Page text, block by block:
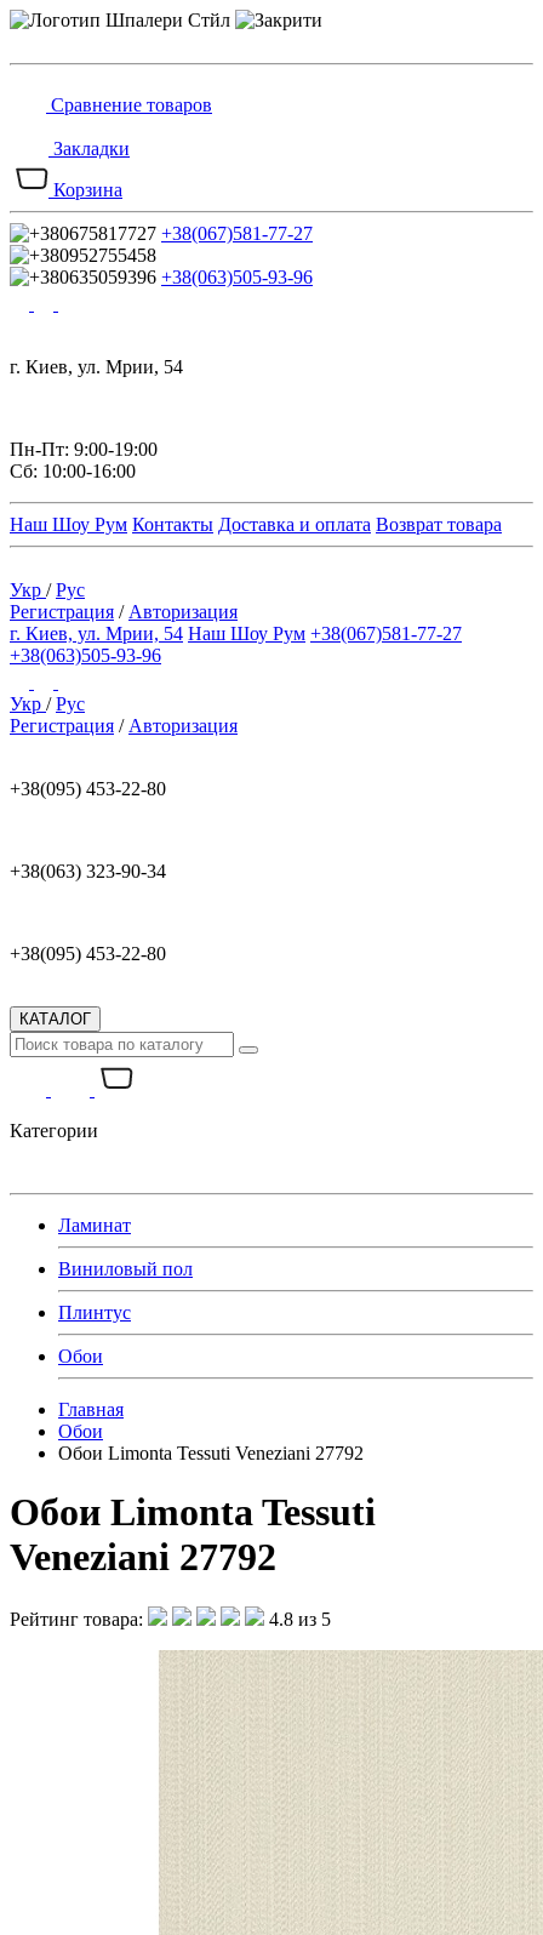
Сравнение товаров
Закладки
Корзина
+38(067)581-77-27
+38(063)505-93-96
г. Киев, ул. Мрии, 54
Пн-Пт: 9:00-19:00
Сб: 10:00-16:00
Наш Шоу Рум Контакты Доставка и оплата Возврат товара
Укр /Рус
Регистрация / Авторизация
г. Киев, ул. Мрии, 54 Наш Шоу Рум +38(067)581-77-27
+38(063)505-93-96
Укр /Рус
Регистрация / Авторизация
+38(095) 453-22-80
+38(063) 323-90-34
+38(095) 453-22-80
КАТАЛОГ
Категории
Ламинат
Виниловый пол
Плинтус
Обои
Главная
Обои
Обои Limonta Tessuti Veneziani 27792
Обои Limonta Tessuti
Veneziani 27792
Рейтинг товара: 4.8 из 5